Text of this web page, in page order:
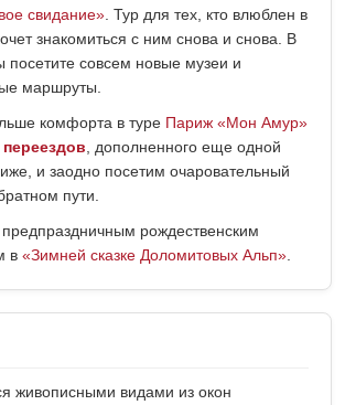
свидание» . Тур для тех, кто влюблен в
знакомиться с ним снова и снова. В
посетите совсем новые музеи и
маршруты.
комфорта в туре Париж «Мон Амур»
, дополненного еще одной
и заодно посетим очаровательный
пути.
рождественским
в «Зимней сказке Доломитовых Альп»
живописными видами из окон